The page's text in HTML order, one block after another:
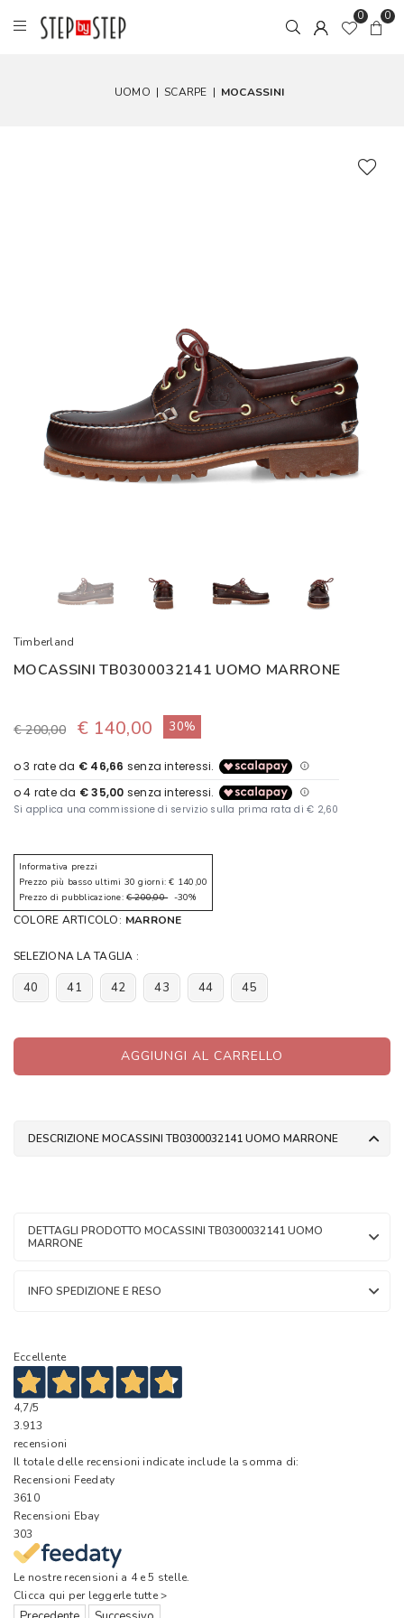
0 0
UOMO | SCARPE | MOCASSINI
Timberland
MOCASSINI TB0300032141 UOMO MARRONE
€ 200,00 € 140,00 30%
Informativa prezzi
Prezzo più basso ultimi 30 giorni: € 140,00
Prezzo di pubblicazione: € 200,00-30%
COLORE ARTICOLO: MARRONE
SELEZIONA LA TAGLIA :
40 41 42 43 44 45
AGGIUNGI AL CARRELLO
DESCRIZIONE MOCASSINI TB0300032141 UOMO MARRONE
DETTAGLI PRODOTTO MOCASSINI TB0300032141 UOMO
MARRONE
INFO SPEDIZIONE E RESO
Eccellente
4,7/5
3.913
recensioni
Il totale delle recensioni indicate include la somma di:
Recensioni Feedaty
3610
Recensioni Ebay
303
Le nostre recensioni a 4 e 5 stelle.
Clicca qui per leggerle tutte >